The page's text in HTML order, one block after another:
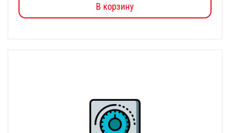
В корзину